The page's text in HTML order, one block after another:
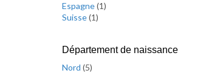
Espagne(1)
Suisse(1)
Département de naissance
Nord (5)